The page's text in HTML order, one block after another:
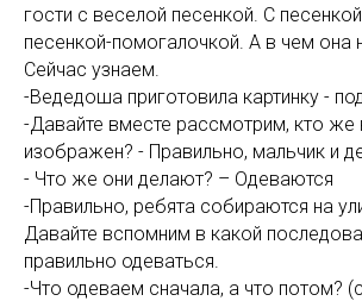
гости с веселой песенкой. С
песенкой-помогалочкой. А в чем
Сейчас узнаем.
-Ведедоша приготовила картинку -
-Давайте вместе рассмотрим, кто же
изображен? - Правильно, мальчик и
- Что же они делают? – Одеваются
-Правильно, ребята собираются на
Давайте вспомним в какой
правильно одеваться.
-Что одеваем сначала, а что потом?